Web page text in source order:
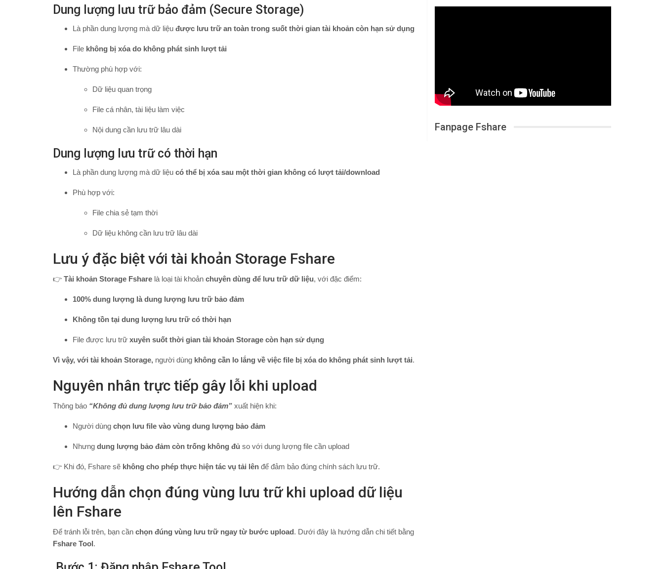
Dung lượng lưu trữ bảo đảm (Secure Storage)
Là phần dung lượng mà dữ liệu được lưu trữ an toàn trong suốt thời gian tài khoản còn hạn sử dụng
File không bị xóa do không phát sinh lượt tải
Thường phù hợp với:
Dữ liệu quan trọng
File cá nhân, tài liệu làm việc
Nội dung cần lưu trữ lâu dài
Dung lượng lưu trữ có thời hạn
Là phần dung lượng mà dữ liệu có thể bị xóa sau một thời gian không có lượt tải/download
Phù hợp với:
File chia sẻ tạm thời
Dữ liệu không cần lưu trữ lâu dài
Lưu ý đặc biệt với tài khoản Storage Fshare
👉 Tài khoản Storage Fshare là loại tài khoản chuyên dùng để lưu trữ dữ liệu, với đặc điểm:
100% dung lượng là dung lượng lưu trữ bảo đảm
Không tồn tại dung lượng lưu trữ có thời hạn
File được lưu trữ xuyên suốt thời gian tài khoản Storage còn hạn sử dụng
Vì vậy, với tài khoản Storage, người dùng không cần lo lắng về việc file bị xóa do không phát sinh lượt tải.
Nguyên nhân trực tiếp gây lỗi khi upload
Thông báo “Không đủ dung lượng lưu trữ bảo đảm” xuất hiện khi:
Người dùng chọn lưu file vào vùng dung lượng bảo đảm
Nhưng dung lượng bảo đảm còn trống không đủ so với dung lượng file cần upload
👉 Khi đó, Fshare sẽ không cho phép thực hiện tác vụ tải lên để đảm bảo đúng chính sách lưu trữ.
Hướng dẫn chọn đúng vùng lưu trữ khi upload dữ liệu
lên Fshare
Để tránh lỗi trên, bạn cần chọn đúng vùng lưu trữ ngay từ bước upload. Dưới đây là hướng dẫn chi tiết bằng
Fshare Tool.
Fanpage Fshare